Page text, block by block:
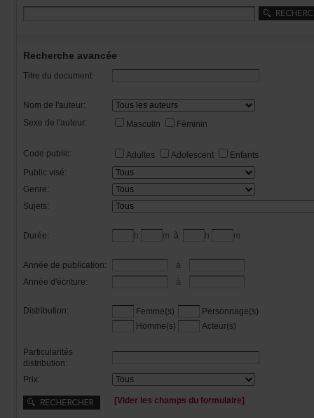
Rechercheavancée
Titredudocument:
Nomdel'auteur:
Sexedel'auteur:
Masculin Féminin
Codepublic: Adultes Adolescent
Enfants
Publicvisé:
Genre:
Sujets:
Durée: h m à h m
Annéedepublication:
à
Annéed'écriture:
à
Distribution: Femme(s)
Personnage(s)
Homme(s)
Acteur(s)
Particularités
distribution:
Prix:
[Viderleschampsduformulaire]